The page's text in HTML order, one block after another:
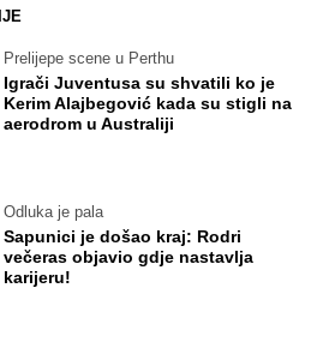
Prelijepe scene u Perthu
Igrači Juventusa su shvatili ko je
Kerim Alajbegović kada su stigli na
aerodrom u Australiji
Odluka je pala
Sapunici je došao kraj: Rodri
večeras objavio gdje nastavlja
karijeru!